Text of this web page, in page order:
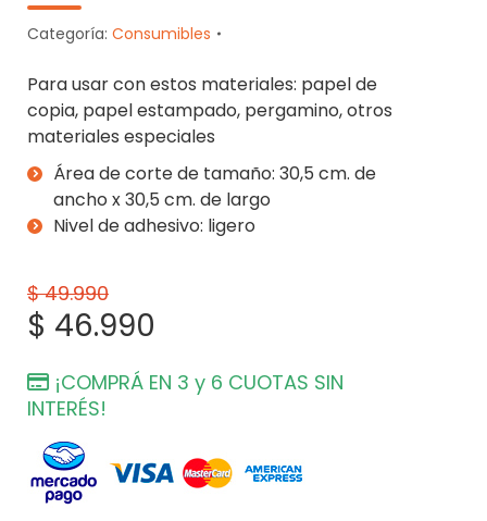
Categoría: Consumibles
Para usar con estos materiales: papel de
copia, papel estampado, pergamino, otros
materiales especiales
Área de corte de tamaño: 30,5 cm. de
ancho x 30,5 cm. de largo
Nivel de adhesivo: ligero
$49.990
$ 46.990
¡COMPRÁ EN 3 y 6 CUOTAS SIN
INTERÉS!